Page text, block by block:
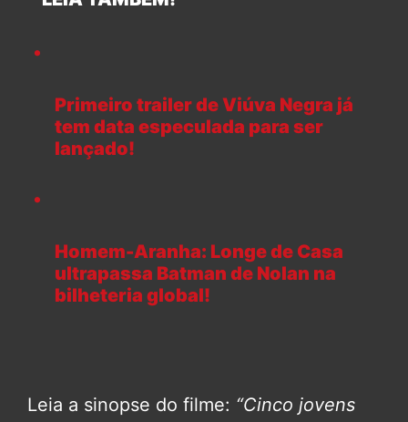
Primeiro trailer de Viúva Negra já
tem data especulada para ser
lançado!
Homem-Aranha: Longe de Casa
ultrapassa Batman de Nolan na
bilheteria global!
Leia a sinopse do filme: “Cinco jovens